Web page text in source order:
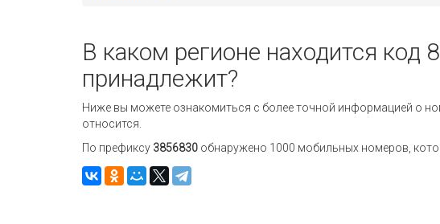
В каком регионе находится код
принадлежит?
Ниже вы можете ознакомиться с более точной информацией о
относится.
По префиксу 3856830 обнаружено 1000 мобильных номеров,